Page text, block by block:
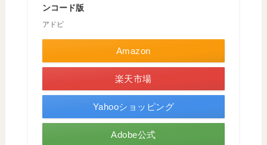
ンコード版
アドビ
Amazon
楽天市場
Yahooショッピング
Adobe公式